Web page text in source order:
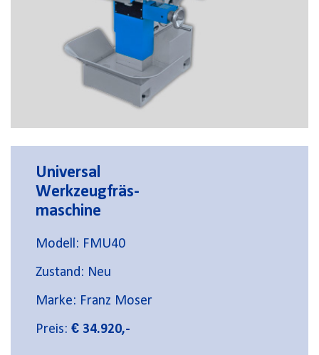
Universal
Werkzeugfräs-
maschine
Modell: FMU40
Zustand: Neu
Marke: Franz Moser
Preis: € 34.920,-